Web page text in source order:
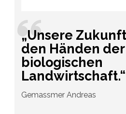
„Unsere
den Händen der
biologischen
Landwirtschaft.“
Gemassmer Andreas